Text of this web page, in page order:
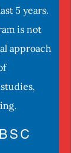
5 years.
is not
approach